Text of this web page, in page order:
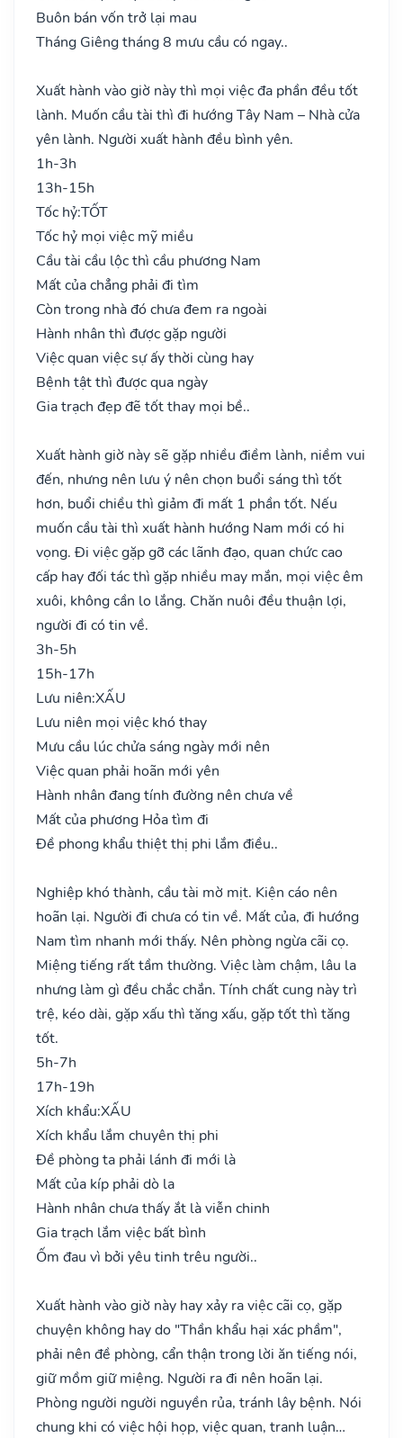
Buôn bán vốn trở lại mau
Tháng Giêng tháng 8 mưu cầu có ngay..
Xuất hành vào giờ này thì mọi việc đa phần đều tốt
lành. Muốn cầu tài thì đi hướng Tây Nam – Nhà cửa
yên lành. Người xuất hành đều bình yên.
1h-3h
13h-15h
Tốc hỷ:TỐT
Tốc hỷ mọi việc mỹ miều
Cầu tài cầu lộc thì cầu phương Nam
Mất của chẳng phải đi tìm
Còn trong nhà đó chưa đem ra ngoài
Hành nhân thì được gặp người
Việc quan việc sự ấy thời cùng hay
Bệnh tật thì được qua ngày
Gia trạch đẹp đẽ tốt thay mọi bề..
Xuất hành giờ này sẽ gặp nhiều điềm lành, niềm vui
đến, nhưng nên lưu ý nên chọn buổi sáng thì tốt
hơn, buổi chiều thì giảm đi mất 1 phần tốt. Nếu
muốn cầu tài thì xuất hành hướng Nam mới có hi
vọng. Đi việc gặp gỡ các lãnh đạo, quan chức cao
cấp hay đối tác thì gặp nhiều may mắn, mọi việc êm
xuôi, không cần lo lắng. Chăn nuôi đều thuận lợi,
người đi có tin về.
3h-5h
15h-17h
Lưu niên:XẤU
Lưu niên mọi việc khó thay
Mưu cầu lúc chửa sáng ngày mới nên
Việc quan phải hoãn mới yên
Hành nhân đang tính đường nên chưa về
Mất của phương Hỏa tìm đi
Đề phong khẩu thiệt thị phi lắm điều..
Nghiệp khó thành, cầu tài mờ mịt. Kiện cáo nên
hoãn lại. Người đi chưa có tin về. Mất của, đi hướng
Nam tìm nhanh mới thấy. Nên phòng ngừa cãi cọ.
Miệng tiếng rất tầm thường. Việc làm chậm, lâu la
nhưng làm gì đều chắc chắn. Tính chất cung này trì
trệ, kéo dài, gặp xấu thì tăng xấu, gặp tốt thì tăng
tốt.
5h-7h
17h-19h
Xích khẩu:XẤU
Xích khẩu lắm chuyên thị phi
Đề phòng ta phải lánh đi mới là
Mất của kíp phải dò la
Hành nhân chưa thấy ắt là viễn chinh
Gia trạch lắm việc bất bình
Ốm đau vì bởi yêu tinh trêu người..
Xuất hành vào giờ này hay xảy ra việc cãi cọ, gặp
chuyện không hay do "Thần khẩu hại xác phầm",
phải nên đề phòng, cẩn thận trong lời ăn tiếng nói,
giữ mồm giữ miệng. Người ra đi nên hoãn lại.
Phòng người người nguyền rủa, tránh lây bệnh. Nói
chung khi có việc hội họp, việc quan, tranh luận…